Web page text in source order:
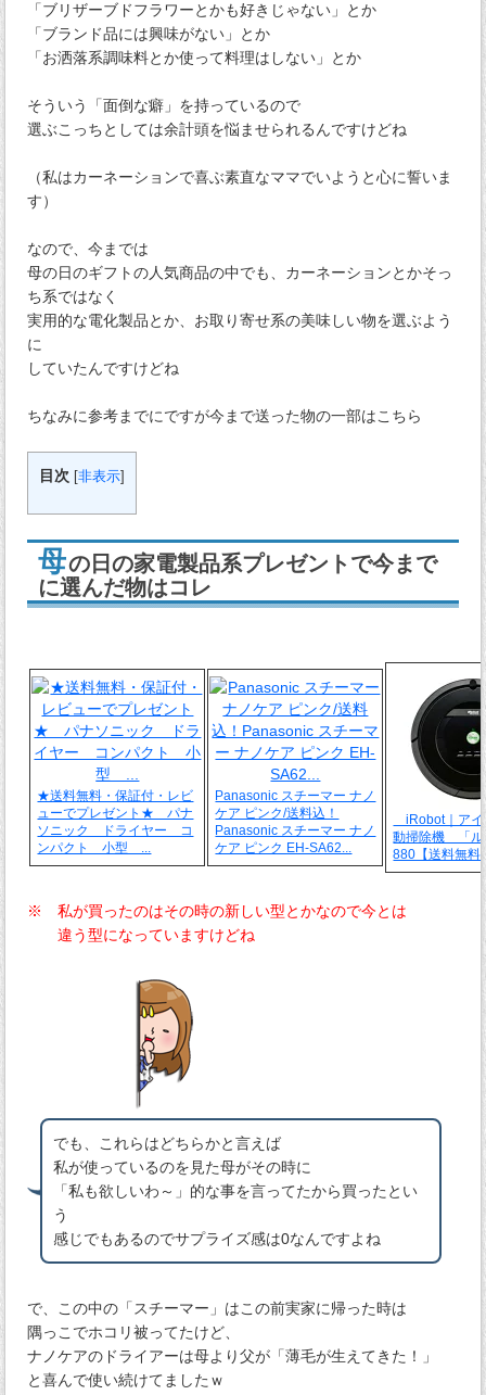
「ブリザーブドフラワーとかも好きじゃない」とか
「ブランド品には興味がない」とか
「お洒落系調味料とか使って料理はしない」とか
そういう「面倒な癖」を持っているので
選ぶこっちとしては余計頭を悩ませられるんですけどね
（私はカーネーションで喜ぶ素直なママでいようと心に誓いま
す）
なので、今までは
母の日のギフトの人気商品の中でも、カーネーションとかそっ
ち系ではなく
実用的な電化製品とか、お取り寄せ系の美味しい物を選ぶよう
に
していたんですけどね
ちなみに参考までにですが今まで送った物の一部はこちら
目次 [非表示]
母の日の家電製品系プレゼントで今まで
に選んだ物はコレ
★送料無料・保証付・レビ
ューでプレゼント★ パナ
ソニック ドライヤー コ
ンパクト 小型 ...
Panasonic スチーマー ナノ
ケア ピンク/送料込！
Panasonic スチーマー ナノ
ケア ピンク EH-SA62...
iRobot｜アイ
動掃除機 「ル
880【送料無料
※ 私が買ったのはその時の新しい型とかなので今とは
違う型になっていますけどね
でも、これらはどちらかと言えば
私が使っているのを見た母がその時に
「私も欲しいわ～」的な事を言ってたから買ったとい
う
感じでもあるのでサプライズ感は0なんですよね
で、この中の「スチーマー」はこの前実家に帰った時は
隅っこでホコリ被ってたけど、
ナノケアのドライアーは母より父が「薄毛が生えてきた！」
と喜んで使い続けてましたｗ